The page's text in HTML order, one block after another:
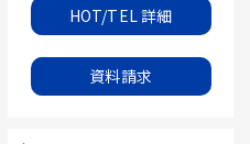
HOT/TEL 詳細
資料請求